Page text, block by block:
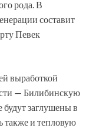
рода. В
составит
Певек
выработкой
— Билибинскую
заглушены в
также и тепловую